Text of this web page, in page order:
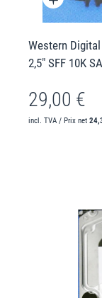
Western Digital
2,5" SFF 10K
29,00 €
incl. TVA / Prix net